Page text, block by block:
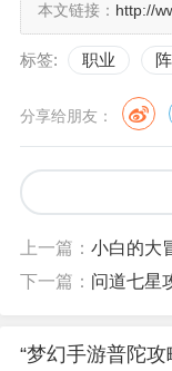
本文链接： http://
标签: 职业
分享给朋友：
上一篇： 小白的大
下一篇： 问道七星攻
“梦幻手游普陀